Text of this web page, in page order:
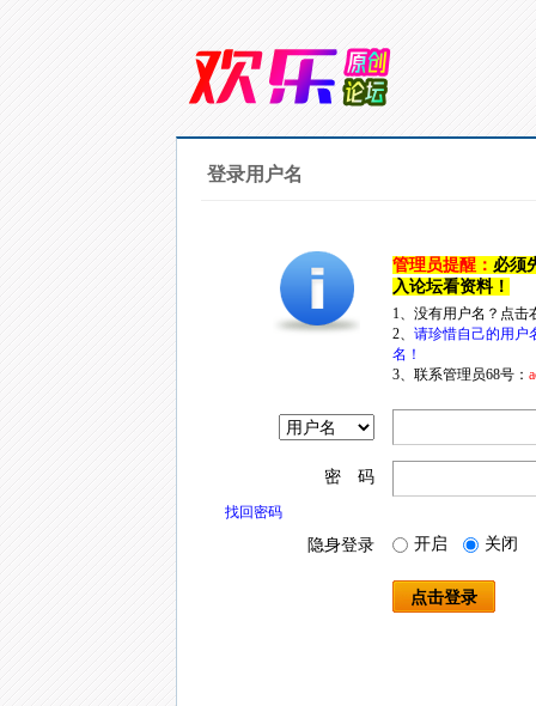
登录用户名
管理员提醒： 必须
入论坛看资料！
1、没有用户名？点
2、 请珍惜自己的用户
名！
3、联系管理员68号：
密 码
找回密码
隐身登录 开启 关闭
点击登录